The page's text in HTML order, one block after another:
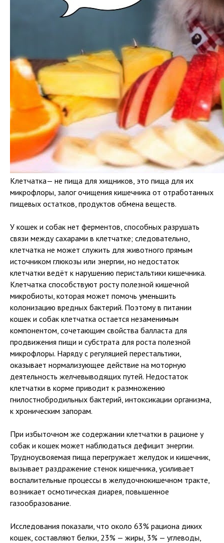
Клетчатка— не пища для хищников, это пища для их
микрофлоры, залог очищения кишечника от отработанных
пищевых остатков, продуктов обмена веществ.
У кошек и собак нет ферментов, способных разрушать
связи между сахарами в клетчатке; следовательно,
клетчатка не может служить для животного прямым
источником глюкозы или энергии, но недостаток
клетчатки ведёт к нарушению перистальтики кишечника.
Клетчатка способствуют росту полезной кишечной
микробиоты, которая может помочь уменьшить
колонизацию вредных бактерий. Поэтому в питании
кошек и собак клетчатка остается незаменимым
компонентом, сочетающим свойства балласта для
продвижения пищи и субстрата для роста полезной
микрофлоры. Наряду с регуляцией перестальтики,
оказывает нормализующее действие на моторную
деятельность желчевыводящих путей. Недостаток
клетчатки в корме приводит к размножению
гнилостнобродильных бактерий, интоксикации организма,
к хроническим запорам.
При избыточном же содержании клетчатки в рационе у
собак и кошек может наблюдаться дефицит энергии.
Трудноусвояемая пища перегружает желудок и кишечник,
вызывает раздражение стенок кишечника, усиливает
воспалительные процессы в желудочнокишечном тракте,
возникает осмотическая диарея, повышенное
газообразование.
Исследования показали, что около 63% рациона диких
кошек, составляют белки, 23% — жиры, 3% — углеводы,